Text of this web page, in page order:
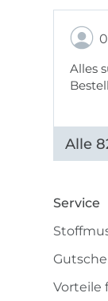
Alles
Alle
Service
Vorteile